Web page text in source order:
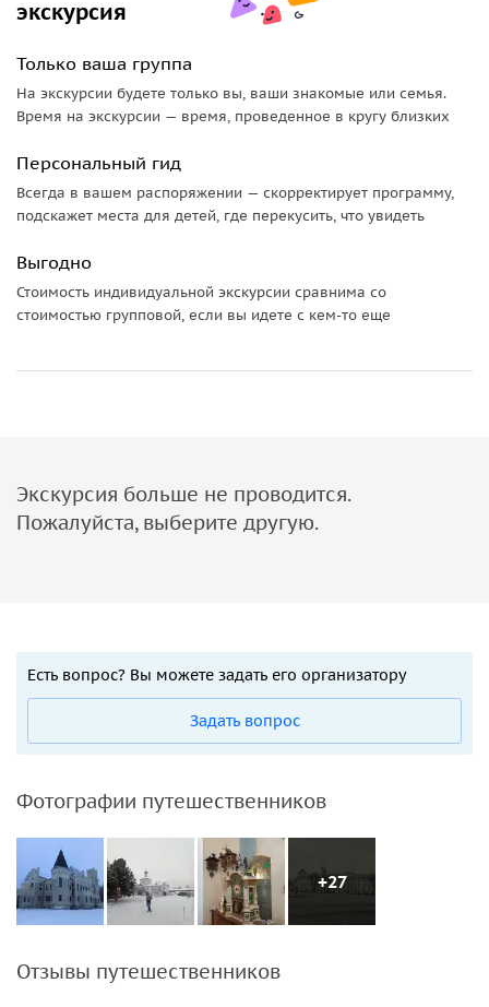
экскурсия
Только ваша группа
На экскурсии будете только вы, ваши знакомые или семья.
Время на экскурсии — время, проведенное в кругу близких
Персональный гид
Всегда в вашем распоряжении — скорректирует программу,
подскажет места для детей, где перекусить, что увидеть
Выгодно
Стоимость индивидуальной экскурсии сравнима со
стоимостью групповой, если вы идете с кем-то еще
Экскурсия больше не проводится.
Пожалуйста, выберите другую.
Есть вопрос? Вы можете задать его организатору
Задать вопрос
Фотографии путешественников
+27
Отзывы путешественников